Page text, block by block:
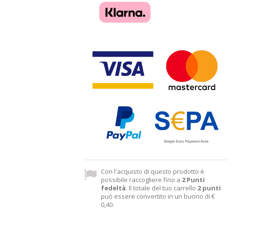
Con l'acquisto di questo prodotto è
possibile raccogliere fino a 2Punti
fedeltà. Il totale del tuo carrello 2punti
può essere convertito in un buono di €
0,40.